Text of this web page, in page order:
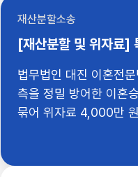
재산분할소송
[재산분할 및 위자료]
법무법인 대진 이혼전
측을 정밀 방어한 이혼
묶어 위자료 4,000만
약 1년 6개월 단기인